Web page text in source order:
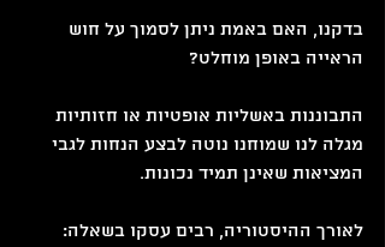
בדקנו, האם באמת ניתן לסמוך על חוש
הראייה באופן מוחלט?
התבוננות באשליות אופטיות או חזותיות
מגלה לנו שמוחנו נוטה לבצע הנחות לגבי
המציאות שאינן תמיד נכונות.
לאורך ההיסטוריה, רבים עסקו בשאלה: